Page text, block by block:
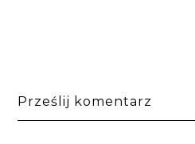
Prześlij komentarz